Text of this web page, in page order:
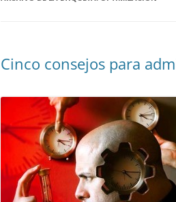
Cinco consejos para